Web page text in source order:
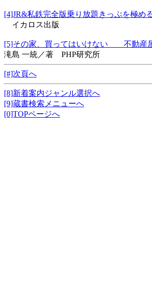
[4]JR&私鉄完全版乗り放題きっぷを
イカロス出版
[5]その家、買ってはいけない 不動産
滝島 一統／著 PHP研究所
[#]次頁へ
[8]新着案内ジャンル選択へ
[9]蔵書検索メニューへ
[0]TOPページへ